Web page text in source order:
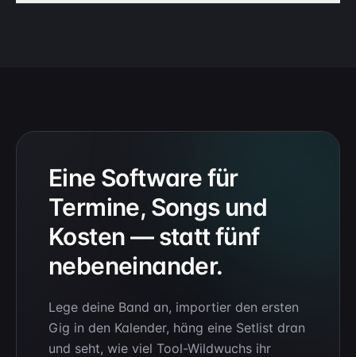
Eine Software für
Termine, Songs und
Kosten — statt fünf
nebeneinander.
Lege deine Band an, importier den ersten
Gig in den Kalender, häng eine Setlist dran
und seht, wie viel Tool-Wildwuchs ihr